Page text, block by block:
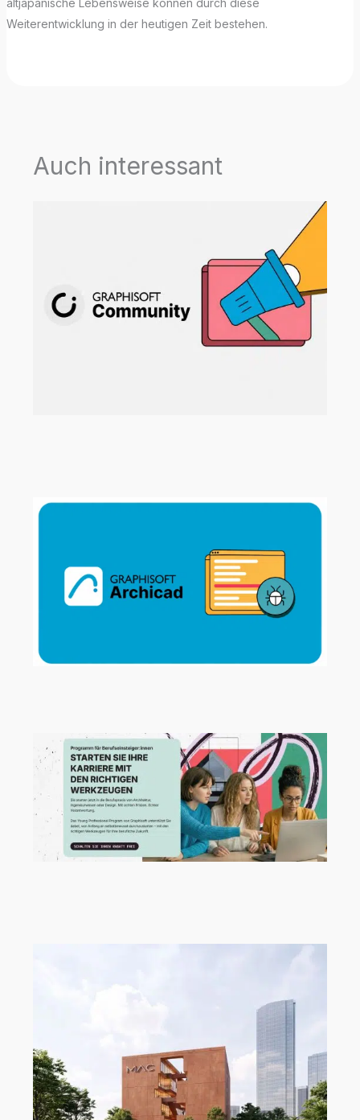
altjapanische Lebensweise können durch diese
Weiterentwicklung in der heutigen Zeit bestehen.
Auch interessant